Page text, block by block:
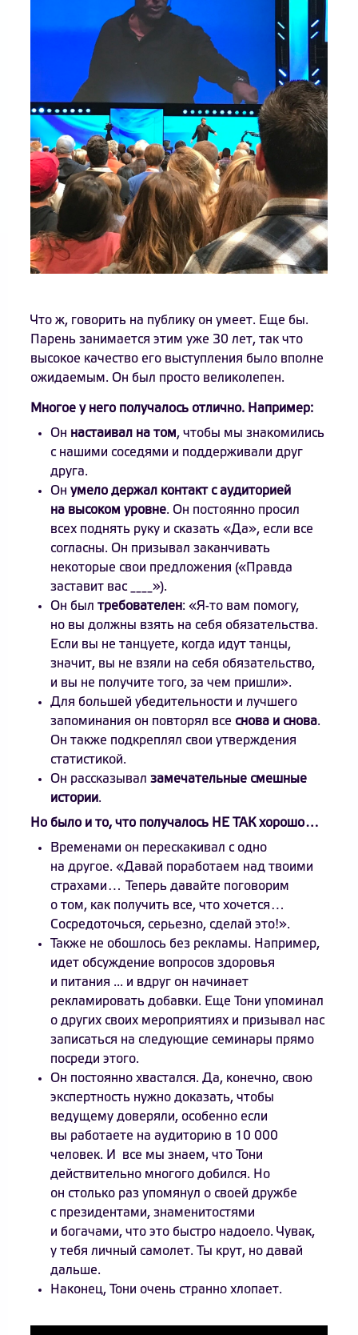
Что ж, говорить на публику он умеет. Еще бы.
Парень занимается этим уже 30 лет, так что
высокое качество его выступления было вполне
ожидаемым. Он был просто великолепен.
Многое у него получалось отлично. Например:
Он настаивал на том, чтобы мы знакомились
с нашими соседями и поддерживали друг
друга.
Он умело держал контакт с аудиторией
на высоком уровне. Он постоянно просил
всех поднять руку и сказать «Да», если все
согласны. Он призывал заканчивать
некоторые свои предложения («Правда
заставит вас ____»).
Он был требователен: «Я-то вам помогу,
но вы должны взять на себя обязательства.
Если вы не танцуете, когда идут танцы,
значит, вы не взяли на себя обязательство,
и вы не получите того, за чем пришли».
Для большей убедительности и лучшего
запоминания он повторял все снова и снова.
Он также подкреплял свои утверждения
статистикой.
Он рассказывал замечательные смешные
истории.
Но было и то, что получалось НЕ ТАК хорошо…
Временами он перескакивал с одно
на другое. «Давай поработаем над твоими
страхами… Теперь давайте поговорим
о том, как получить все, что хочется…
Сосредоточься, серьезно, сделай это!».
Также не обошлось без рекламы. Например,
идет обсуждение вопросов здоровья
и питания ... и вдруг он начинает
рекламировать добавки. Еще Тони упоминал
о других своих мероприятиях и призывал нас
записаться на следующие семинары прямо
посреди этого.
Он постоянно хвастался. Да, конечно, свою
экспертность нужно доказать, чтобы
ведущему доверяли, особенно если
вы работаете на аудиторию в 10 000
человек. И все мы знаем, что Тони
действительно многого добился. Но
он столько раз упомянул о своей дружбе
с президентами, знаменитостями
и богачами, что это быстро надоело. Чувак,
у тебя личный самолет. Ты крут, но давай
дальше.
Наконец, Тони очень странно хлопает.